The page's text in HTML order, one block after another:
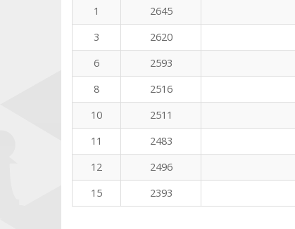
1
2645
3
2620
6
2593
8
2516
10
2511
11
2483
12
2496
15
2393